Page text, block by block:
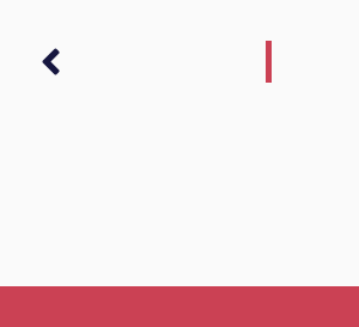
Anterior